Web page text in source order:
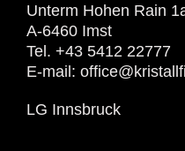
Unterm Hohen Rain
A-6460 Imst
Tel. +43 5412 22777
E-mail:
LG Innsbruck